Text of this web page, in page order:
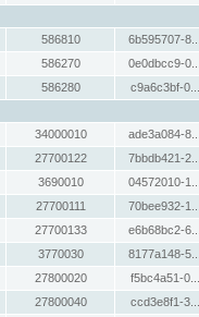
586810 6b595707-8...
586270 0e0dbcc9-0...
586280 c9a6c3bf-0...
34000010 ade3a084-8...
27700122 7bbdb421-2...
3690010 04572010-1...
27700111 70bee932-1...
27700133 e6b68bc2-6...
3770030 8177a148-5...
27800020 f5bc4a51-0...
27800040 ccd3e8f1-3...